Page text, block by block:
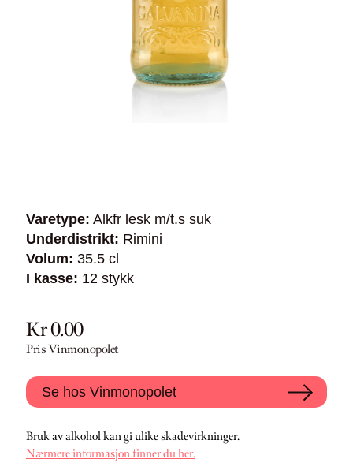
Varetype: Alkfr lesk m/t.s suk
Underdistrikt: Rimini
Volum: 35.5 cl
I kasse: 12 stykk
Kr 0.00
Pris Vinmonopolet
Se hos Vinmonopolet
Bruk av alkohol kan gi ulike skadevirkninger.
Nærmere informasjon finner du her.